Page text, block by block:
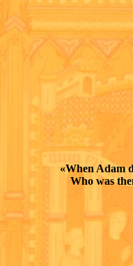
«When Adam
Who was